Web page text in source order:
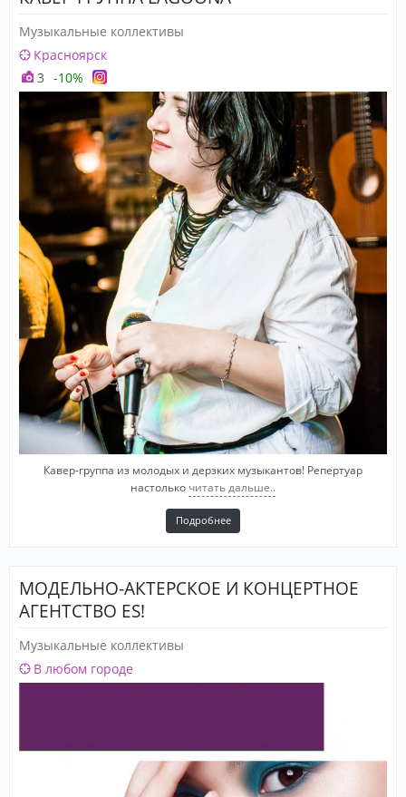
прокладки и барашки. Все пластики должны быть
без дыр и вмятин и стоять с обеих сторон
барабанов. Все барабаны должны быть озвучены!
Недопустимо использование аксессуаров фирм
AMATI, TACTON, RMIF, и т.д.
- - Отдельная мониторная линия под наушники - для
барабанщика!
- Световое оборудование по договорённости с
заказчиком
Музыкальные коллективы
Красноярск
3 -10%
Кавер-группа из молодых и дерзких музыкантов! Репертуар
настолько читать дальше..
Подробнее
МОДЕЛЬНО-АКТЕРСКОЕ И КОНЦЕРТНОЕ
АГЕНТСТВО ES!
Музыкальные коллективы
В любом городе